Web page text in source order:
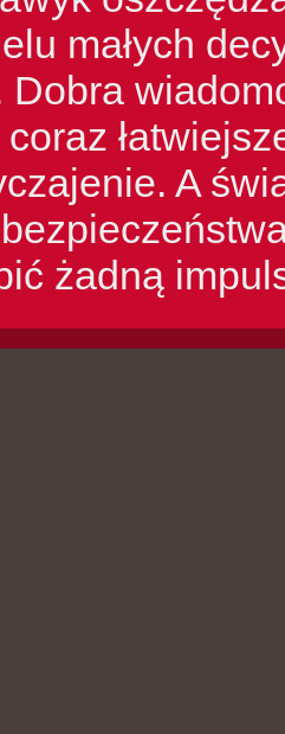
małych
Dobra
A
żadną